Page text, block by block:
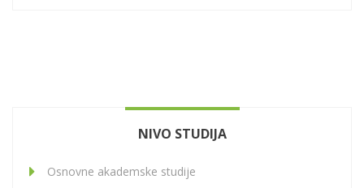
NIVO STUDIJA
Osnovne akademske studije